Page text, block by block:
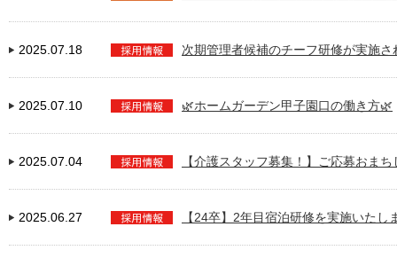
2025.07.18 次期管理者候補のチーフ研修が実施さ
2025.07.10 🌿ホームガーデン甲子園口の働き方🌿
2025.07.04 【介護スタッフ募集！】ご応募おま
2025.06.27 【24卒】2年目宿泊研修を実施いたし